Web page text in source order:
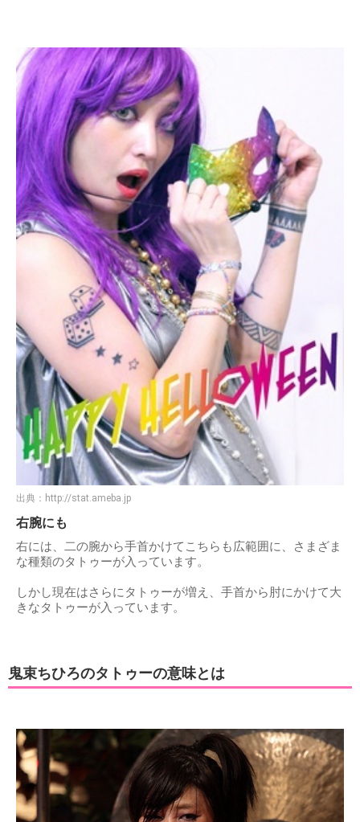
出典： http://stat.ameba.jp
右腕にも
右には、二の腕から手首かけてこちらも広範囲に、さまざま
な種類のタトゥーが入っています。
しかし現在はさらにタトゥーが増え、手首から肘にかけて大
きなタトゥーが入っています。
鬼束ちひろのタトゥーの意味とは